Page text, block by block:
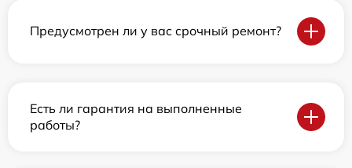
Предусмотрен ли у вас срочный ремонт?
Есть ли гарантия на выполненные
работы?